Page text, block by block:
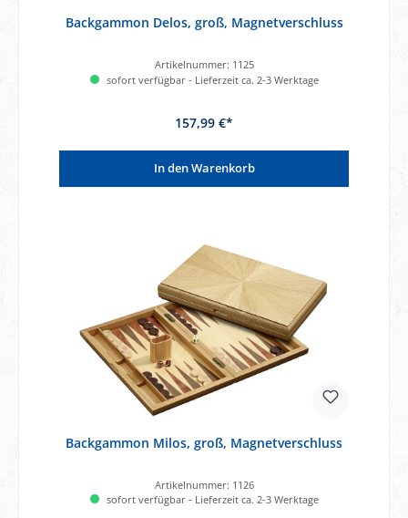
Backgammon Delos, groß, Magnetverschluss
Artikelnummer: 1125
sofort verfügbar - Lieferzeit ca. 2-3 Werktage
157,99 €*
In den Warenkorb
Backgammon Milos, groß, Magnetverschluss
Artikelnummer: 1126
sofort verfügbar - Lieferzeit ca. 2-3 Werktage